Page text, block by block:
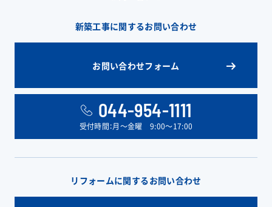
新築工事に関するお問い合わせ
お問い合わせフォーム
044-954-1111
受付時間：月〜金曜 9:00〜17:00
リフォームに関するお問い合わせ